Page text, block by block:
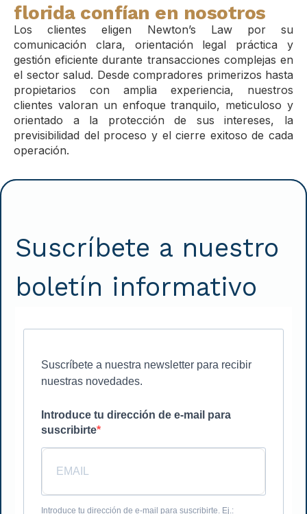
florida confían en nosotros
Los clientes eligen Newton’s Law por su
comunicación clara, orientación legal práctica y
gestión eficiente durante transacciones complejas en
el sector salud. Desde compradores primerizos hasta
propietarios con amplia experiencia, nuestros
clientes valoran un enfoque tranquilo, meticuloso y
orientado a la protección de sus intereses, la
previsibilidad del proceso y el cierre exitoso de cada
operación.
Suscríbete a nuestro
boletín informativo
Suscríbete a nuestra newsletter para recibir
nuestras novedades.
Introduce tu dirección de e-mail para
suscribirte
Introduce tu dirección de e-mail para suscribirte. Ej.: